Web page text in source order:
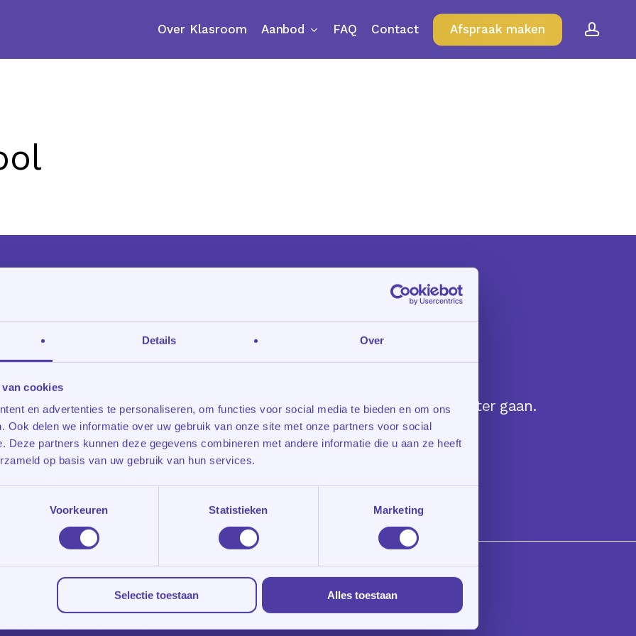
Details Over
cookies
en advertenties te personaliseren, om functies voor social media te bieden en om ons
Ook delen we informatie over uw gebruik van onze site met onze partners voor social
Deze partners kunnen deze gegevens combineren met andere informatie die u aan ze heeft
op basis van uw gebruik van hun services.
Voorkeuren Statistieken Marketing
Selectie toestaan Alles toestaan
Over Klasroom Aanbod FAQ Contact Afspraak maken
Een kind dat vastloopt op wiskunde. Proefwerken die steeds slechter gaan.
Als ouder zie je het van…
Amsterdam